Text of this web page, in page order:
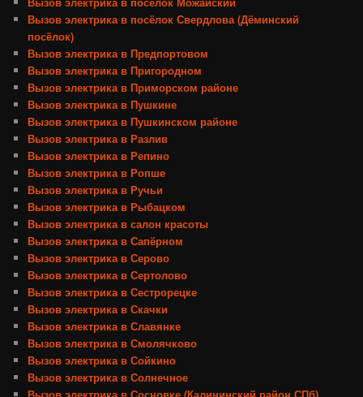
Вызов электрика в посёлок Свердлова (Дёминский
посёлок)
Вызов электрика в Предпортовом
Вызов электрика в Пригородном
Вызов электрика в Приморском районе
Вызов электрика в Пушкине
Вызов электрика в Пушкинском районе
Вызов электрика в Разлив
Вызов электрика в Репино
Вызов электрика в Ропше
Вызов электрика в Ручьи
Вызов электрика в Рыбацком
Вызов электрика в салон красоты
Вызов электрика в Сапёрном
Вызов электрика в Серово
Вызов электрика в Сертолово
Вызов электрика в Сестрорецке
Вызов электрика в Скачки
Вызов электрика в Славянке
Вызов электрика в Смолячково
Вызов электрика в Сойкино
Вызов электрика в Солнечное